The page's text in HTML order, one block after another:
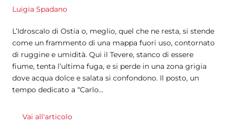
Luigia Spadano
L’Idroscalo di Ostia o, meglio, quel che ne resta, si stende
come un frammento di una mappa fuori uso, contornato
di ruggine e umidità. Qui il Tevere, stanco di essere
fiume, tenta l’ultima fuga, e si perde in una zona grigia
dove acqua dolce e salata si confondono. Il posto, un
tempo dedicato a “Carlo...
Vai all'articolo